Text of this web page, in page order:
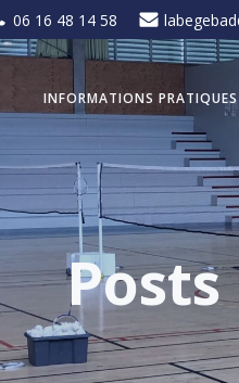
06 16 48 14 58
INFORMATIONS PRATIQUES